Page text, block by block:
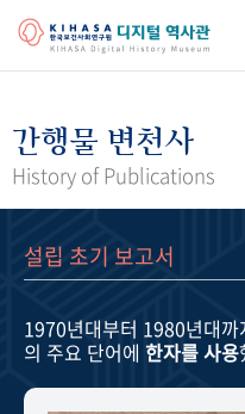
걸어온 길 기관 변천사
정책과 연구 키워드로 보
기록물 아카이브
간행물 변천사
History of Publications
설립 초기 보고서
1970년대부터 1980년대까
의 주요 단어에 한자를 사용